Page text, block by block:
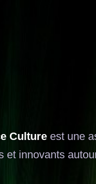
Culture est une
et innovants